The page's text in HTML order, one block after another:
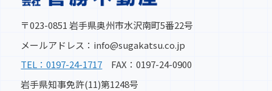
〒023-0851 岩手県奥州市水沢南町5番22号
メールアドレス：info@sugakatsu.co.jp
TEL：0197-24-1717 FAX：0197-24-0900
岩手県知事免許(11)第1248号